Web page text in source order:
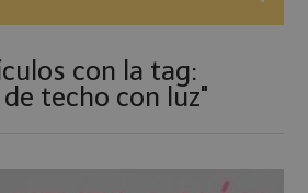
con la tag:
techo con luz"